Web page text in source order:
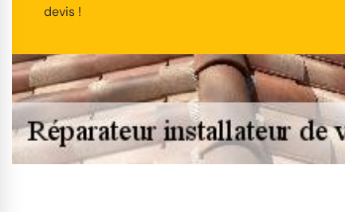
devis !